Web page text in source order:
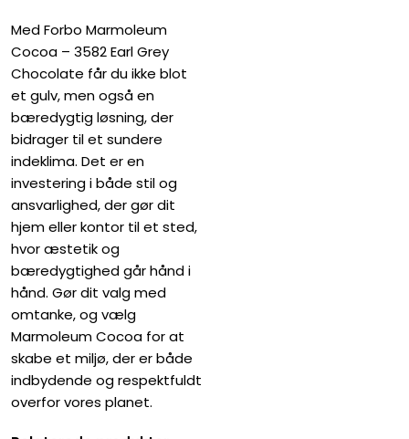
Med Forbo Marmoleum
Cocoa – 3582 Earl Grey
Chocolate får du ikke blot
et gulv, men også en
bæredygtig løsning, der
bidrager til et sundere
indeklima. Det er en
investering i både stil og
ansvarlighed, der gør dit
hjem eller kontor til et sted,
hvor æstetik og
bæredygtighed går hånd i
hånd. Gør dit valg med
omtanke, og vælg
Marmoleum Cocoa for at
skabe et miljø, der er både
indbydende og respektfuldt
overfor vores planet.